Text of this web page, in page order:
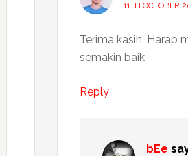
11TH OCTOBER
Terima kasih. Harap
semakin baik
Reply
bEe